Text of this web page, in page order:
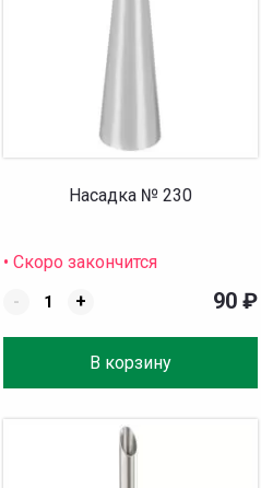
Насадка № 230
• Скоро закончится
-
+
В корзину
90₽